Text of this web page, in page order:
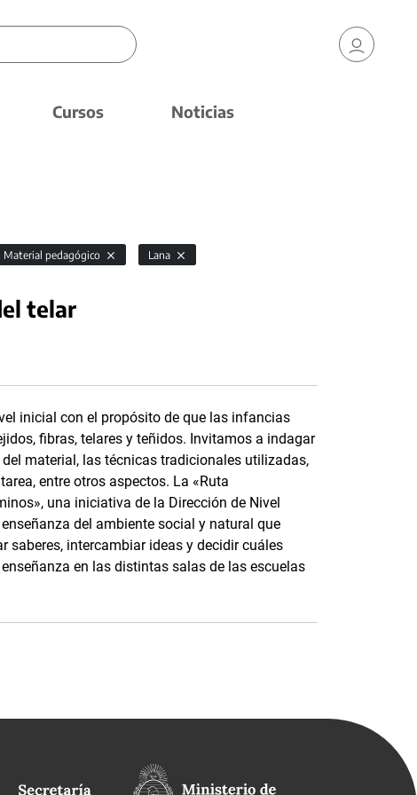
Cursos Noticias
Material pedagógico Lana
telar
inicial con el propósito de que las infancias
fibras, telares y teñidos. Invitamos a indagar
material, las técnicas tradicionales utilizadas,
entre otros aspectos. La «Ruta
una iniciativa de la Dirección de Nivel
del ambiente social y natural que
saberes, intercambiar ideas y decidir cuáles
en las distintas salas de las escuelas